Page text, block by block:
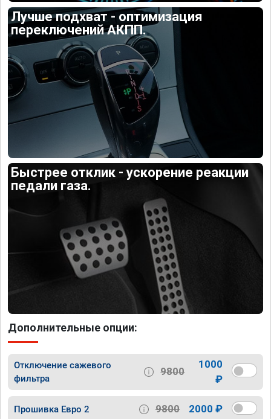
Лучше подхват - оптимизация
переключений АКПП.
Быстрее отклик - ускорение реакции
педали газа.
Дополнительные опции:
Отключение сажевого
фильтра
9800
1000
₽
Прошивка Евро 2 9800 2000 ₽